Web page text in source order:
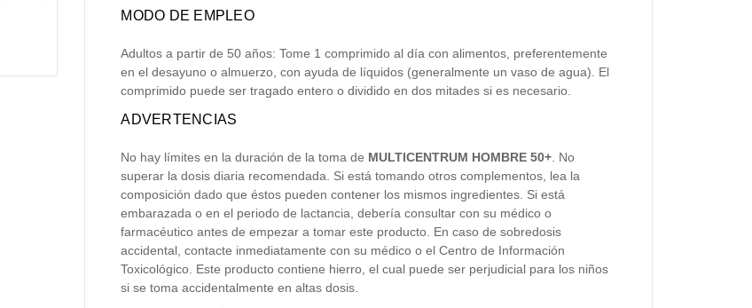
MODO DE EMPLEO
Adultos a partir de 50 años: Tome 1 comprimido al día con alimentos, preferentemente
en el desayuno o almuerzo, con ayuda de líquidos (generalmente un vaso de agua). El
comprimido puede ser tragado entero o dividido en dos mitades si es necesario.
ADVERTENCIAS
No hay límites en la duración de la toma de MULTICENTRUM HOMBRE 50+ . No
superar la dosis diaria recomendada. Si está tomando otros complementos, lea la
composición dado que éstos pueden contener los mismos ingredientes. Si está
embarazada o en el periodo de lactancia, debería consultar con su médico o
farmacéutico antes de empezar a tomar este producto. En caso de sobredosis
accidental, contacte inmediatamente con su médico o el Centro de Información
Toxicológico. Este producto contiene hierro, el cual puede ser perjudicial para los niños
si se toma accidentalmente en altas dosis.